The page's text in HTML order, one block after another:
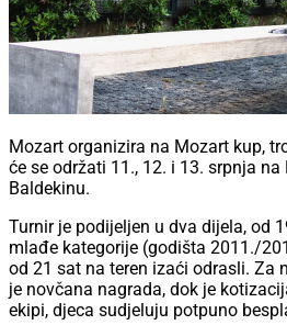
Mozart organizira na Mozart kup,
će se održati 11., 12. i 13. srpnja
Baldekinu.
Turnir je podijeljen u dva dijela, od
mlađe kategorije (godišta 2011./
od 21 sat na teren izaći odrasli. Za
je novčana nagrada, dok je
ekipi, djeca sudjeluju potpuno